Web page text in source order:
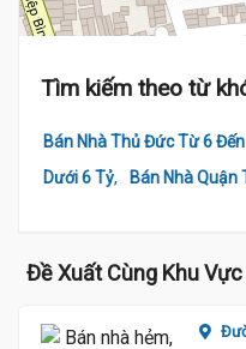
Tìm kiếm theo từ
Bán Nhà Thủ Đức Từ 6
Dưới 6 Tỷ, Bán Nhà Quận
Đề Xuất Cùng Khu Vực